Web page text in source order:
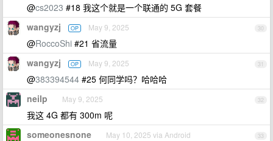
@cs2023 #18 我这个就是一个联通的 5G 套餐
30
wangyzj OP May 9, 2025
@RoccoShi #21 省流量
31
wangyzj OP May 9, 2025
@383394544 #25 何同学吗？哈哈哈
32
neilp May 9, 2025
我这 4G 都有 300m 呢
33
someonesnone May 10, 2025 via Android